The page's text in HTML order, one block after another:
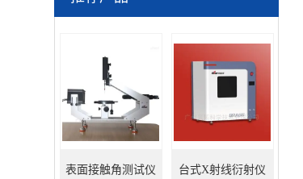
表面接触角测试仪 台式X射线衍射仪